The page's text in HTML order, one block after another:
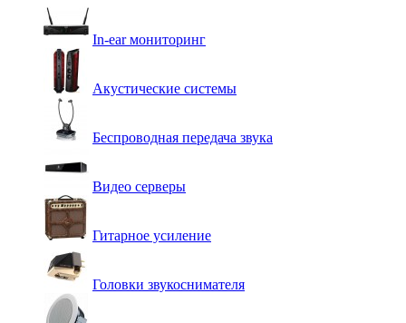
In-ear мониторинг
Акустические системы
Беспроводная передача звука
Видео серверы
Гитарное усиление
Головки звукоснимателя